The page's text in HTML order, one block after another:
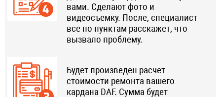
вами. Сделают фото и
видеосъемку. После, специалист
все по пунктам расскажет, что
вызвало проблему.
Будет произведен расчет
стоимости ремонта вашего
кардана DAF. Сумма будет